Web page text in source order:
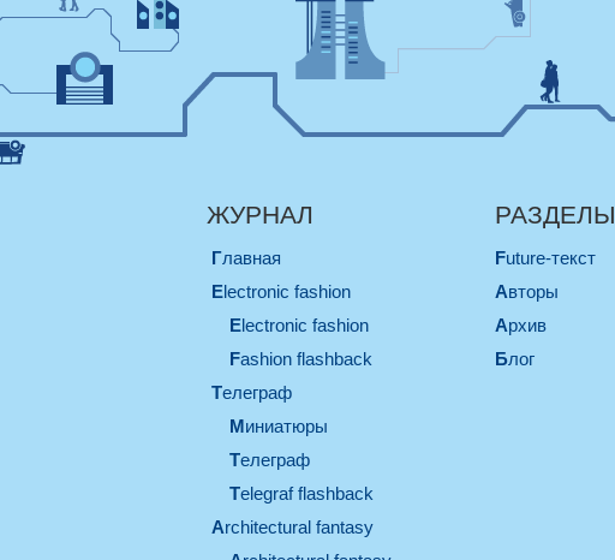
ЖУРНАЛ
Главная
electronic fashion
electronic fashion
Fashion flashback
телеграф
миниатюры
телеграф
Telegraf flashback
architectural fantasy
РАЗДЕЛЫ
Future-текст
Авторы
Архив
Блог